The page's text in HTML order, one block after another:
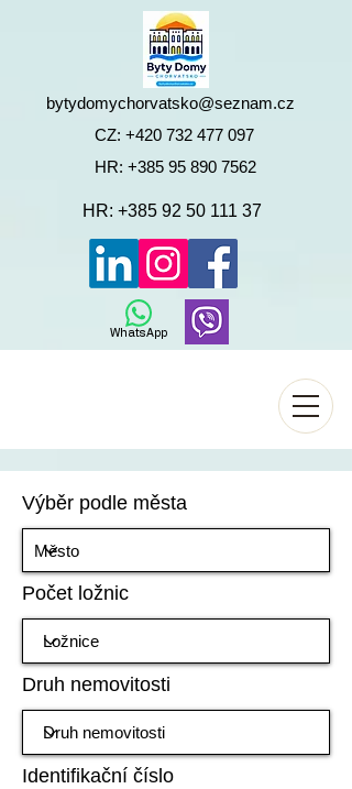
HR: +385 95 890 7562
CZ: +420 732 477 097
WhatsApp
bytydomychorvatsko@seznam.cz
HR: +385 92 50 111 37
Výběr podle města
Počet ložnic
Druh nemovitosti
Identifikační číslo